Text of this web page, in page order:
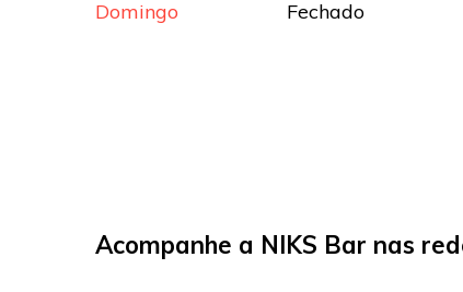
Domingo
Fechado
Acompanhe a NIKS Bar nas